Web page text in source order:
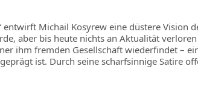
entwirft Michail Kosyrew eine düstere Vision
aber bis heute nichts an Aktualität
ihm fremden Gesellschaft wiederfindet –
ist. Durch seine scharfsinnige Satire